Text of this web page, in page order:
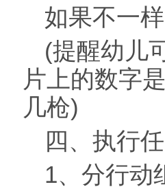
如果不一
(提醒幼儿
片上的数字
几枪)
四、执行
1、分行动